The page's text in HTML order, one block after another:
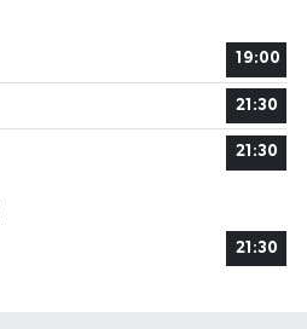
19:00
21:30
21:30
21:30